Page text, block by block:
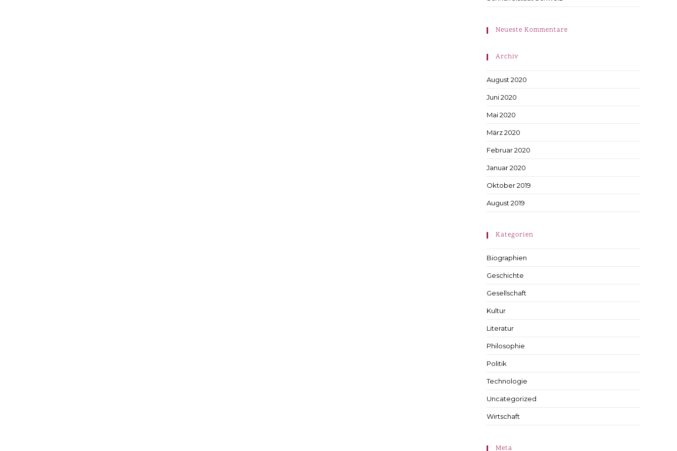
Neueste Kommentare
Archiv
August 2020
Juni 2020
Mai 2020
März 2020
Februar 2020
Januar 2020
Oktober 2019
August 2019
Kategorien
Biographien
Geschichte
Gesellschaft
Kultur
Literatur
Philosophie
Politik
Technologie
Uncategorized
Wirtschaft
Meta